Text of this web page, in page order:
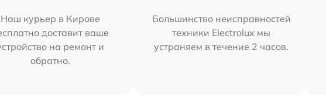
Наш курьер в Кирове
доставит ваше
на ремонт и
обратно.
Большинство неисправностей
техники Electrolux мы
устраняем в течение 2 часов.